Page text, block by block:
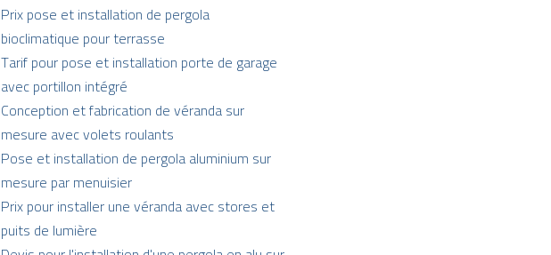
Prix pose et installation de pergola
bioclimatique pour terrasse
Tarif pour pose et installation porte de garage
avec portillon intégré
Conception et fabrication de véranda sur
mesure avec volets roulants
Pose et installation de pergola aluminium sur
mesure par menuisier
Prix pour installer une véranda avec stores et
puits de lumière